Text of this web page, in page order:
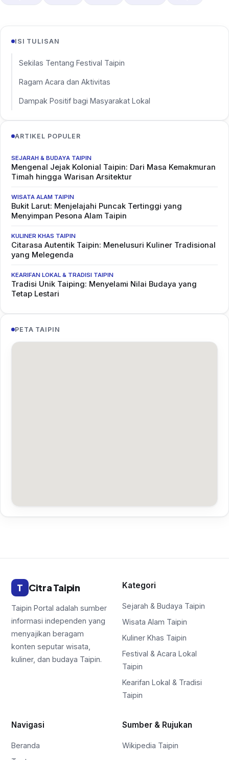
ISI TULISAN
Sekilas Tentang Festival Taipin
Ragam Acara dan Aktivitas
Dampak Positif bagi Masyarakat Lokal
ARTIKEL POPULER
SEJARAH & BUDAYA TAIPIN
Mengenal Jejak Kolonial Taipin: Dari Masa Kemakmuran
Timah hingga Warisan Arsitektur
WISATA ALAM TAIPIN
Bukit Larut: Menjelajahi Puncak Tertinggi yang
Menyimpan Pesona Alam Taipin
KULINER KHAS TAIPIN
Citarasa Autentik Taipin: Menelusuri Kuliner Tradisional
yang Melegenda
KEARIFAN LOKAL & TRADISI TAIPIN
Tradisi Unik Taiping: Menyelami Nilai Budaya yang
Tetap Lestari
PETA TAIPIN
T Citra Taipin
Taipin Portal adalah sumber
informasi independen yang
menyajikan beragam
konten seputar wisata,
kuliner, dan budaya Taipin.
Kategori
Sejarah & Budaya Taipin
Wisata Alam Taipin
Kuliner Khas Taipin
Festival & Acara Lokal
Taipin
Kearifan Lokal & Tradisi
Taipin
Navigasi
Beranda
Sumber & Rujukan
Wikipedia Taipin